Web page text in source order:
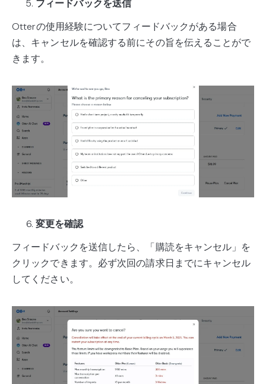
フィードバックを送信
Otterの使用経験についてフィードバックがある場合
は、キャンセルを確認する前にその旨を伝えることがで
きます。
変更を確認
フィードバックを送信したら、「購読をキャンセル」を
クリックできます。必ず次回の請求日までにキャンセル
してください。